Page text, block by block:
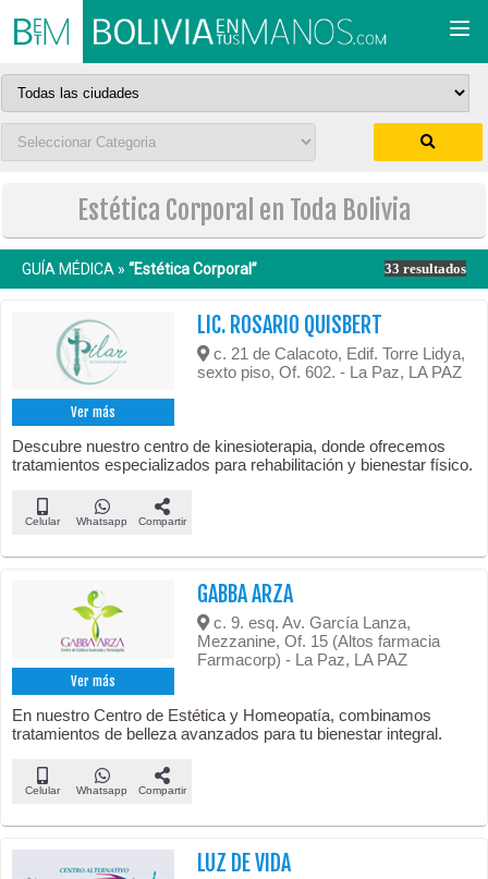
Estética Corporal en Toda Bolivia
GUÍA MÉDICA » “Estética Corporal” 33 resultados
Ver más
LIC. ROSARIO QUISBERT
c. 21 de Calacoto, Edif. Torre Lidya,
sexto piso, Of. 602. - La Paz, LA PAZ
Descubre nuestro centro de kinesioterapia, donde ofrecemos
tratamientos especializados para rehabilitación y bienestar físico.
Celular Whatsapp Compartir
Ver más
GABBA ARZA
c. 9. esq. Av. García Lanza,
Mezzanine, Of. 15 (Altos farmacia
Farmacorp) - La Paz, LA PAZ
En nuestro Centro de Estética y Homeopatía, combinamos
tratamientos de belleza avanzados para tu bienestar integral.
Celular Whatsapp Compartir
LUZ DE VIDA